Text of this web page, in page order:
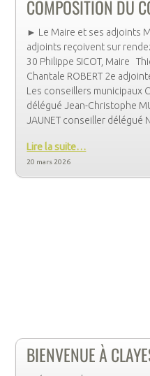
COMPOSITION DU
► Le Maire et ses adjoints
adjoints reçoivent sur
30 Philippe SICOT, Maire
Chantale ROBERT 2e
Les conseillers municipaux
délégué Jean-Christophe
JAUNET conseiller délégué
Lire la suite…
20 mars 2026
BIENVENUE À